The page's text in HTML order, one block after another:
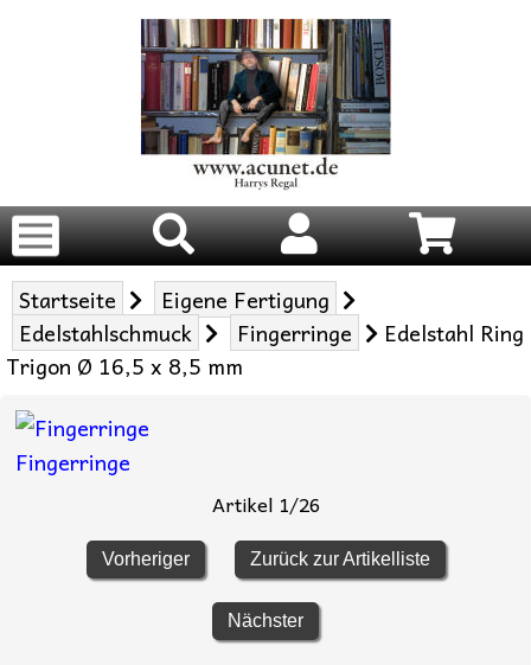
Startseite
Eigene Fertigung
Edelstahlschmuck
Fingerringe
Edelstahl Ring
Trigon Ø 16,5 x 8,5 mm
Fingerringe
Artikel 1/26
Vorheriger Zurück zur Artikelliste
Nächster